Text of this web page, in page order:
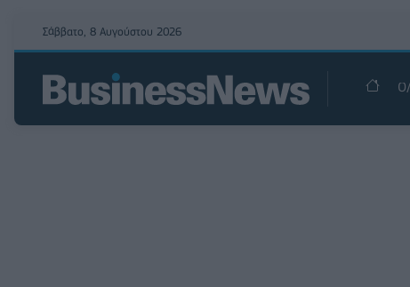
Σάββατο, 8 Αυγούστου 2026